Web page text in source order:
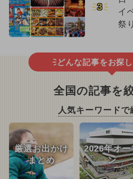
3
イ
祭
どんな記事をお探
全国の記事を
人気キーワードで
厳選お出かけ
まとめ
2026年オー
ン